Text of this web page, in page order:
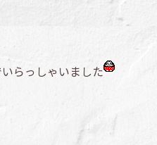
らっしゃいました